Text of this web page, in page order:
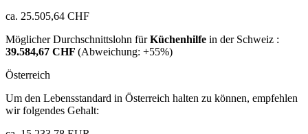
ca. 25.505,64 CHF
Möglicher Durchschnittslohn fürKüchenhilfe in der Schweiz :
39.584,67 CHF (Abweichung: +55%)
Österreich
Um den Lebensstandard in Österreich halten zu können, empfehlen
wir folgendes Gehalt: